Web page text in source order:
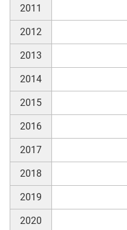
2011
2012
2013
2014
2015
2016
2017
2018
2019
2020